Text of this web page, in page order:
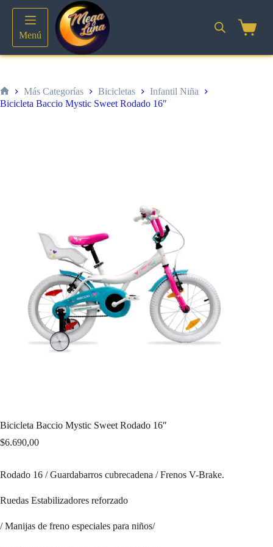
contenido
Menú
Inicio
Más Categorías Bicicletas
Infantil Niña
Bicicleta Baccio Mystic Sweet Rodado 16″
Bicicleta Baccio Mystic Sweet Rodado 16″
$6.690,00
Rodado 16 / Guardabarros cubrecadena / Frenos V-Brake.
Ruedas Estabilizadores reforzado
/ Manijas de freno especiales para niños/